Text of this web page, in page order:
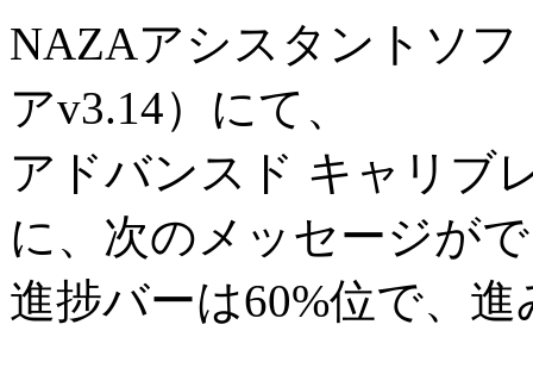
NAZAアシスタントソ
アv3.14）にて、
アドバンスド キャリブ
に、次のメッセージが
進捗バーは60%位で、